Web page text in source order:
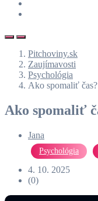
Pitchoviny.sk
Zaujímavosti
Psychológia
Ako spomaliť čas?
Ako spomaliť
Jana
Psychológia
4. 10. 2025
(0)